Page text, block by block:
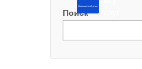
Напишите об этом
Поиск